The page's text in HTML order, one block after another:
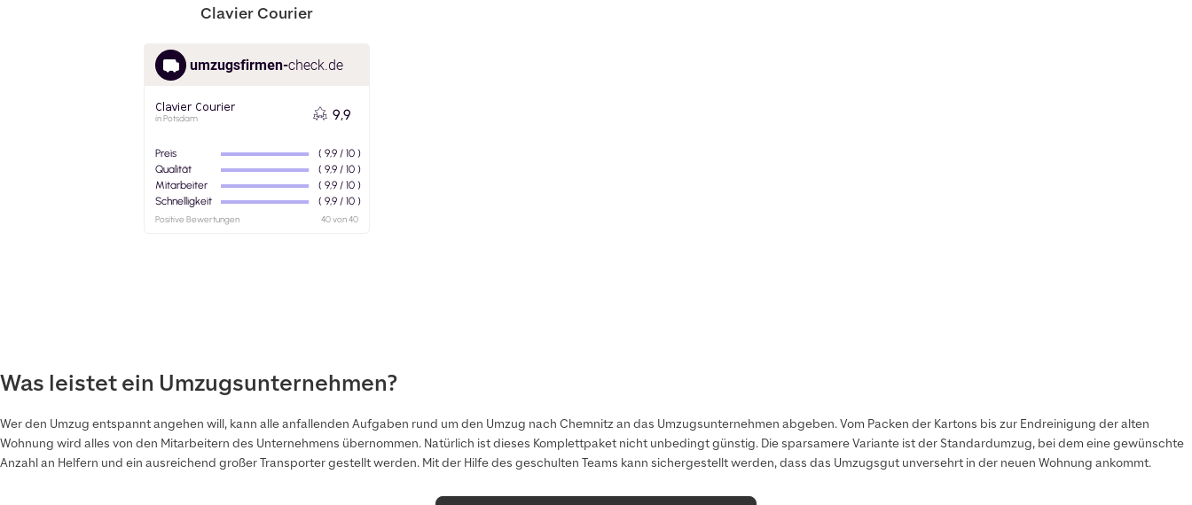
Clavier Courier
Was leistet ein Umzugsunternehmen?
Wer den Umzug entspannt angehen will, kann alle anfallenden Aufgaben rund um den Umzug nach Chemnitz an das Umzugsunternehmen abgeben. Vom Packen der Kartons bis zur Endreinigung der alten
Wohnung wird alles von den Mitarbeitern des Unternehmens übernommen. Natürlich ist dieses Komplettpaket nicht unbedingt günstig. Die sparsamere Variante ist der Standardumzug, bei dem eine gewünschte
Anzahl an Helfern und ein ausreichend großer Transporter gestellt werden. Mit der Hilfe des geschulten Teams kann sichergestellt werden, dass das Umzugsgut unversehrt in der neuen Wohnung ankommt.